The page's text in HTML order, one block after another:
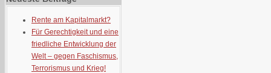
Rente am Kapitalmarkt?
Für Gerechtigkeit und eine
friedliche Entwicklung der
Welt – gegen Faschismus,
Terrorismus und Krieg!